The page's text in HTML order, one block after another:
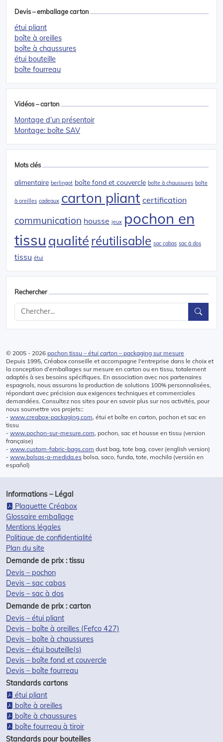
Devis – emballage carton
étui pliant
boîte à oreilles
boîte à chaussures
étui bouteille
boîte fourreau
Vidéos – carton
Montage d’un présentoir
Montage: boîte SAV
Mots clés
alimentaire berlingot boîte fond et couvercle boîte à chaussures boîte
à oreilles cadeaux carton pliant certification
communication housse jeux pochon en
tissu qualité réutilisable sac cabas sac à dos
tissu étui
Rechercher
© 2005 - 2026 pochon tissu – étui carton – packaging sur mesure
Depuis 1995, Créabox conseille et accompagne l'entreprise dans le choix et
la conception d’emballages sur mesure en carton ou en tissu, totalement
adaptés à ses besoins spécifiques. En association avec nos partenaires
espagnols, nous assurons la production de solutions 100% personnalisées,
répondant avec précision aux exigences techniques et commerciales
demandées. Consultez nos sites pour en savoir plus sur nos activités, pour
nous soumettre vos projets::
- www.creabox-packaging.com, étui et boîte en carton, pochon et sac en
tissu
- www.pochon-sur-mesure.com, pochon, sac et housse en tissu (version
française)
- www.custom-fabric-bags.com dust bag, tote bag, cover (english version)
- www.bolsas-a-medida.es bolsa, saco, funda, tote, mochila (versión en
español)
Informations – Légal
Plaquette Créabox
Glossaire emballage
Mentions légales
Politique de confidentialité
Plan du site
Demande de prix : tissu
Devis – pochon
Devis – sac cabas
Devis – sac à dos
Demande de prix : carton
Devis – étui pliant
Devis – boîte à oreilles (Fefco 427)
Devis – boîte à chaussures
Devis – étui bouteille(s)
Devis – boîte fond et couvercle
Devis – boîte fourreau
Standards cartons
étui pliant
boîte à oreilles
boîte à chaussures
boîte fourreau à tiroir
Standards pour bouteilles